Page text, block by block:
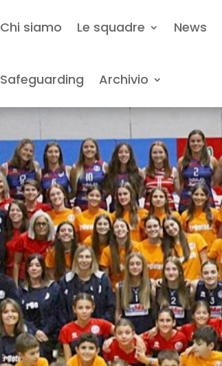
Chi siamo Le squadre News
Safeguarding Archivio